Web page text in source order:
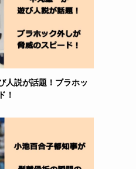
人説が話題！ブラホッ
！